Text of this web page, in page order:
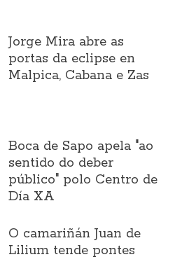
Jorge Mira abre as
portas da eclipse en
Malpica, Cabana e Zas
Boca de Sapo apela "ao
sentido do deber
público" polo Centro de
Día XA
O camariñán Juan de
Lilium tende pontes